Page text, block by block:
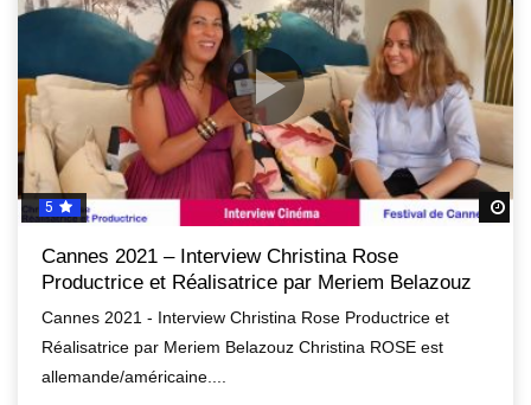
5
Cannes 2021 – Interview Christina Rose
Productrice et Réalisatrice par Meriem Belazouz
Cannes 2021 - Interview Christina Rose Productrice et
Réalisatrice par Meriem Belazouz Christina ROSE est
allemande/américaine....